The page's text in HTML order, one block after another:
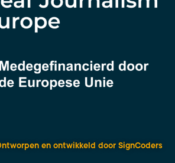
en ontwikkeld door SignCoders